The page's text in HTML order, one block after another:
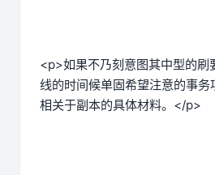
<p>如果不乃刻意图其中型的刷
线的时间候单固希望注意的事
相关于副本的具体材料。</p>